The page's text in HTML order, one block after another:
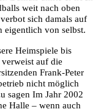
weit nach oben
sich damals auf
eigentlich von selbst.
Heimspiele bis
auf die
Frank-Peter
nicht möglich
sagen Im Jahr 2002
Halle – wenn auch